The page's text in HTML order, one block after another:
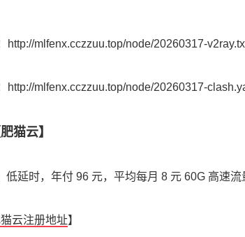
http://mlfenx.cczzuu.top/node/20260317-
http://mlfenx.cczzuu.top/node/20260317-
猫云】
低延时，年付 96 元，平均每月 8 元 60G 高速
云注册地址】